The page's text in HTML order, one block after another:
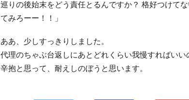
巡りの後始末をどう責任とるんですか？ 格好つけて
てみろーー！！」
ああ、少しすっきりしました。
代理のちゃぶ台返しにあとどれくらい我慢すればい
辛抱と思って、耐えしのぼうと思います。